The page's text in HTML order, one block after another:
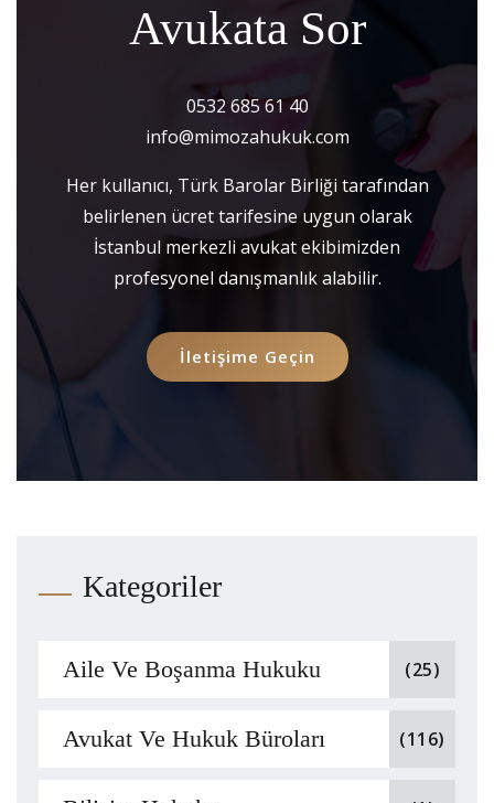
Avukata Sor
0532 685 61 40
info@mimozahukuk.com
Her kullanıcı, Türk Barolar Birliği tarafından
belirlenen ücret tarifesine uygun olarak
İstanbul merkezli avukat ekibimizden
profesyonel danışmanlık alabilir.
İletişime Geçin
Kategoriler
Aile Ve Boşanma Hukuku (25)
Avukat Ve Hukuk Büroları (116)